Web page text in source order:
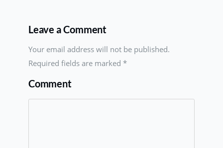
Leave a Comment
Your email address will not be published.
Required fields are marked *
Comment